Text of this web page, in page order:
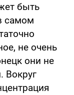
быть
самом
не очень
они не
Вокруг